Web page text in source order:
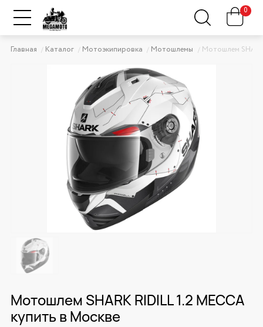
0
Главная Каталог Мотоэкипировка Мотошлемы Мотошлем
Мотошлем SHARK RIDILL 1.2 MECCA
купить в Москве